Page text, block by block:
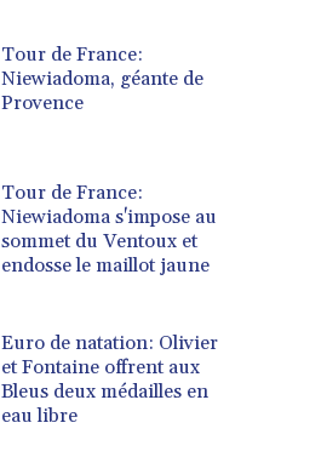
Tour de France:
Niewiadoma, géante de
Provence
Tour de France:
Niewiadoma s'impose au
sommet du Ventoux et
endosse le maillot jaune
Euro de natation: Olivier
et Fontaine offrent aux
Bleus deux médailles en
eau libre